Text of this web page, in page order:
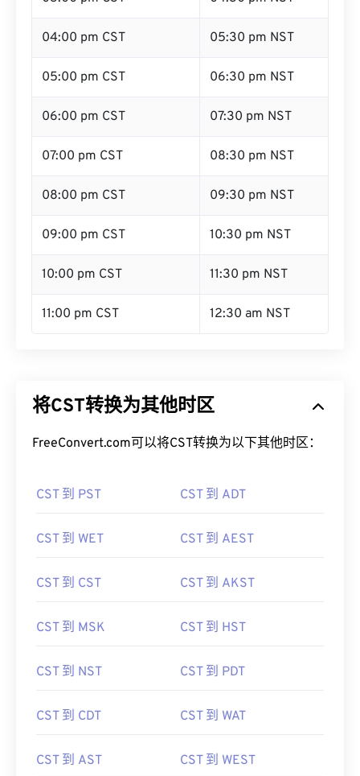
04:00 pm CST 05:30 pm NST
05:00 pm CST 06:30 pm NST
06:00 pm CST 07:30 pm NST
07:00 pm CST 08:30 pm NST
08:00 pm CST 09:30 pm NST
09:00 pm CST 10:30 pm NST
10:00 pm CST 11:30 pm NST
11:00 pm CST 12:30 am NST
将CST转换为其他时区
FreeConvert.com可以将CST转换为以下其他时区：
CST 到 PST CST 到 ADT
CST 到 WET CST 到 AEST
CST 到 CST CST 到 AKST
CST 到 MSK CST 到 HST
CST 到 NST CST 到 PDT
CST 到 CDT CST 到 WAT
CST 到 AST CST 到 WEST